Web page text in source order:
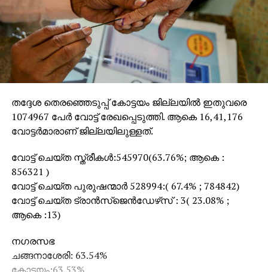
തദ്ദേശ തെരഞ്ഞെടുപ്പ് കോട്ടയം ജില്ലയില്‍ ഇതുവരെ
1074967 പേര്‍ വോട്ട് രേഖപ്പെടുത്തി. ആകെ 16,41,176
വോട്ടര്‍മാരാണ് ജില്ലയിലുള്ളത്.
വോട്ട് ചെയ്ത സ്ത്രീകള്‍:545970(63.76%; ആകെ :
856321 )
വോട്ട് ചെയ്ത പുരുഷന്മാര്‍ 528994:( 67.4% ; 784842)
വോട്ട് ചെയ്ത ട്രാന്‍സ്‌ജെന്‍ഡേഴ്‌സ് : 3( 23.08% ;
ആകെ :13)
നഗരസഭ
ചങ്ങനാശേരി: 63.54%